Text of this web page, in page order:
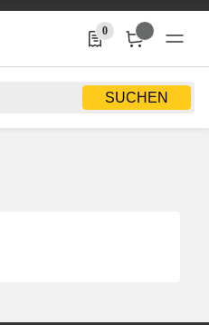
SUCHEN
0
0 Produkte in der Liste